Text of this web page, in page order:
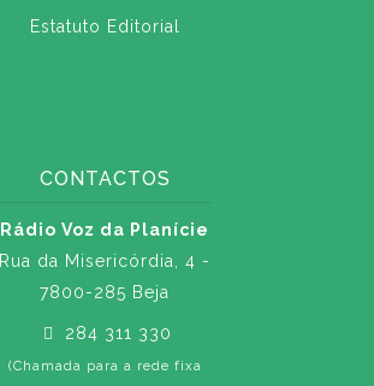
Estatuto Editorial
CONTACTOS
Rádio Voz da Planície
Rua da Misericórdia, 4 -
7800-285 Beja
284 311 330
(Chamada para a rede fixa